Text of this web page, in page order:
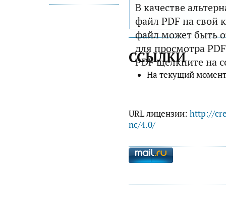
В качестве
файл PDF на свой
файл может быть
для просмотра
PDF щелкните на
ССЫЛКИ
На текущий
URL лицензии: http://
nc/4.0/